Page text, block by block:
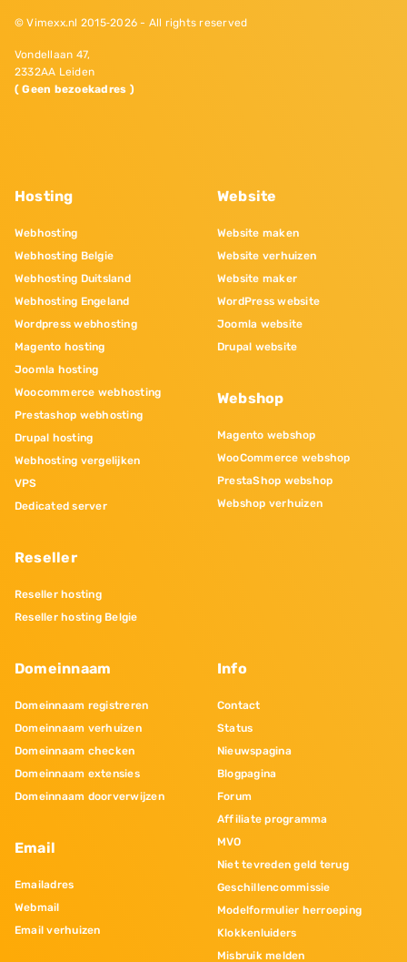
© Vimexx.nl 2015‐2026 - All rights reserved
Vondellaan 47,
2332AA Leiden
( Geen bezoekadres )
Hosting
Webhosting
Webhosting Belgie
Webhosting Duitsland
Webhosting Engeland
Wordpress webhosting
Magento hosting
Joomla hosting
Woocommerce webhosting
Prestashop webhosting
Drupal hosting
Webhosting vergelijken
VPS
Dedicated server
Reseller
Reseller hosting
Reseller hosting Belgie
Website
Website maken
Website verhuizen
Website maker
WordPress website
Joomla website
Drupal website
Webshop
Magento webshop
WooCommerce webshop
PrestaShop webshop
Webshop verhuizen
Domeinnaam
Domeinnaam registreren
Domeinnaam verhuizen
Domeinnaam checken
Domeinnaam extensies
Domeinnaam doorverwijzen
Email
Emailadres
Webmail
Email verhuizen
Info
Contact
Status
Nieuwspagina
Blogpagina
Forum
Affiliate programma
MVO
Niet tevreden geld terug
Geschillencommissie
Modelformulier herroeping
Klokkenluiders
Misbruik melden